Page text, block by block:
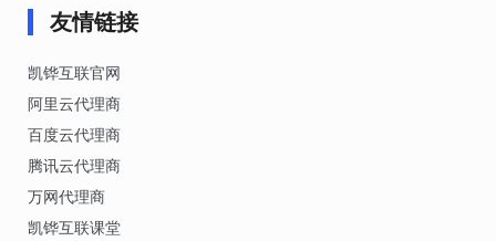
友情链接
凯铧互联官网
阿里云代理商
百度云代理商
腾讯云代理商
万网代理商
凯铧互联课堂